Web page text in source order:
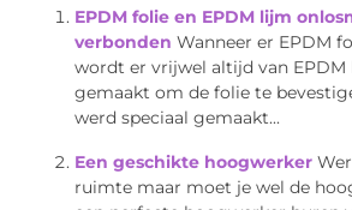
EPDM folie en EPDM lijm
verbonden Wanneer er EPDM
wordt er vrijwel altijd van
gemaakt om de folie te
werd speciaal gemaakt...
Een geschikte hoogwerker
ruimte maar moet je wel de